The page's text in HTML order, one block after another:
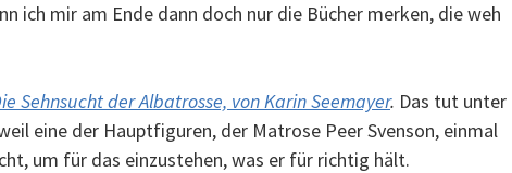
ich mir am Ende dann doch nur die Bücher merken, die weh
Sehnsucht der Albatrosse, von Karin Seemayer. Das tut unter
eine der Hauptfiguren, der Matrose Peer Svenson, einmal
um für das einzustehen, was er für richtig hält.